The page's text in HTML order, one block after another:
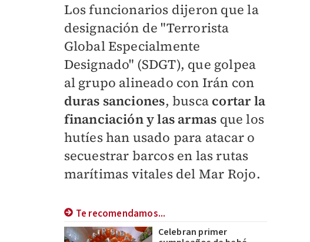
Los funcionarios dijeron que la
designación de "Terrorista
Global Especialmente
Designado" (SDGT), que golpea
al grupo alineado con Irán con
duras sanciones, busca cortar la
financiación y las armas que los
hutíes han usado para atacar o
secuestrar barcos en las rutas
marítimas vitales del Mar Rojo.
Te recomendamos...
Celebran primer